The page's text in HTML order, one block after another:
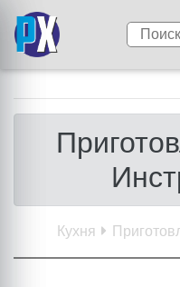
Кухня